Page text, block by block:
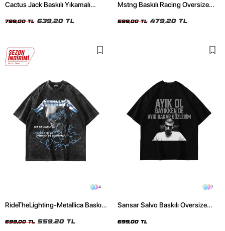
Cactus Jack Baskılı Yıkamalı
799,00 TL 639,20 TL
Mstng Baskılı Racing Oversize
599,00 TL 479,20 TL
4
RideTheLighting-Metallica Baskılı
Tshirt
699,00 TL 559,20 TL
2
Sansar Salvo Baskılı Oversize
699,00 TL